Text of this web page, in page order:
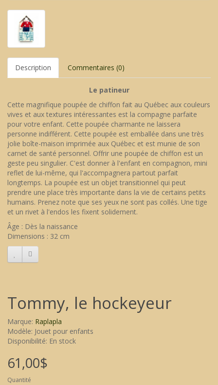
Description Commentaires (0)
Le patineur
Cette magnifique poupée de chiffon fait au Québec aux couleurs
vives et aux textures intéressantes est la compagne parfaite
pour votre enfant. Cette poupée charmante ne laissera
personne indifférent. Cette poupée est emballée dans une très
jolie boîte-maison imprimée aux Québec et est munie de son
carnet de santé personnel. Offrir une poupée de chiffon est un
geste peu singulier. C'est donner à l'enfant en compagnon, mini
reflet de lui-même, qui l'accompagnera partout parfait
longtemps. La poupée est un objet transitionnel qui peut
prendre une place très importante dans la vie de certains petits
humains. Prenez note que ses yeux ne sont pas collés. Une tige
et un rivet à l'endos les fixent solidement.
Âge : Dès la naissance
Dimensions : 32 cm
Tommy, le hockeyeur
Marque: Raplapla
Modèle: Jouet pour enfants
Disponibilité: En stock
61,00$
Quantité